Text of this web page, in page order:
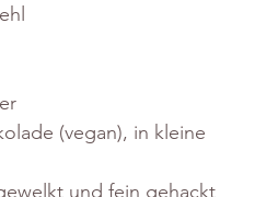
(vegan), in kleine
und fein gehackt